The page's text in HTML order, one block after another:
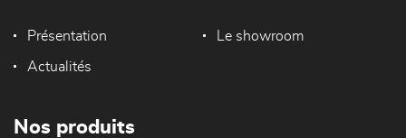
Présentation Le showroom
Actualités
Nos produits